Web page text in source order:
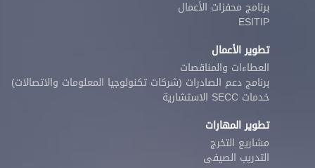
برنامج محفزات الأعمال
ESITIP
تطوير الأعمال
العطاءات والمناقصات
برنامج دعم الصادرات (شركات تكنولوجيا المعلومات والاتصالات)
خدمات SECC الاستشارية
تطوير المهارات
مشاريع التخرج
التدريب الصيفى